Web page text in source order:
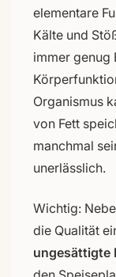
elementare
Kälte und
immer genug
Organismus
von Fett
manchmal
unerlässlich.
Wichtig:
die Qualität
ungesättigte